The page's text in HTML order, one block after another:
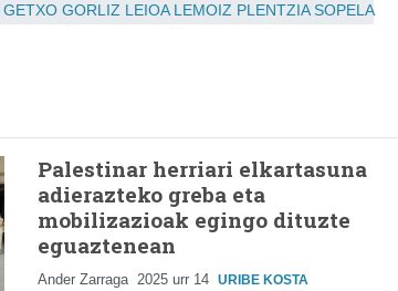
GETXO GORLIZ LEIOA LEMOIZ PLENTZIA SOPELA
Palestinar herriari elkartasuna
adierazteko greba eta
mobilizazioak egingo dituzte
eguaztenean
Ander Zarraga 2025 urr 14 URIBE KOSTA